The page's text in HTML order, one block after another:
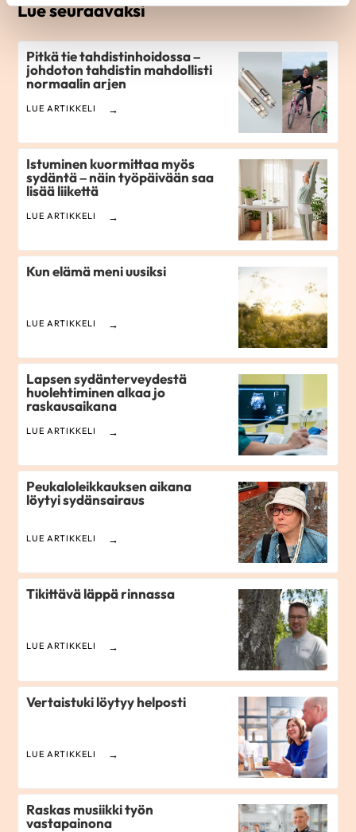
Lue seuraavaksi
Pitkä tie tahdistinhoidossa –
johdoton tahdistin mahdollisti
normaalin arjen
LUE ARTIKKELI
Istuminen kuormittaa myös
sydäntä – näin työpäivään saa
lisää liikettä
LUE ARTIKKELI
Kun elämä meni uusiksi
LUE ARTIKKELI
Lapsen sydän­terveydestä
huolehtiminen alkaa jo
raskausaikana
LUE ARTIKKELI
Peukaloleikkauksen aikana
löytyi sydänsairaus
LUE ARTIKKELI
Tikittävä läppä rinnassa
LUE ARTIKKELI
Vertaistuki löytyy helposti
LUE ARTIKKELI
Raskas musiikki työn
vastapainona